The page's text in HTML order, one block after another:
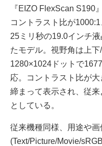
『EIZO FlexScan S190
コントラスト比が
25ミリ秒の19.0インチ
たモデル。視野角は上
1280×1024ドットで
応。コントラスト比が
締まって表示され、従
としている。
従来機種同様、用途や
(Text/Picture/Movie/